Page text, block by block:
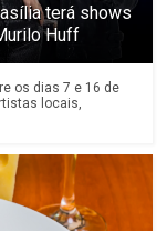
terá shows
Huff
os dias 7 e 16 de
locais,